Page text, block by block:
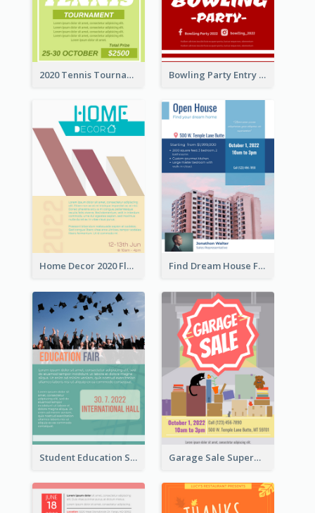
2020 Tennis Tournament Flyer Bowling Party Entry Flyer
Home Decor 2020 Flyer Find Dream House Flyer
Student Education Study Flyer Garage Sale Supermarket Flyer